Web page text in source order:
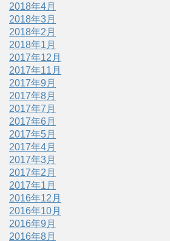
2018年4月
2018年3月
2018年2月
2018年1月
2017年12月
2017年11月
2017年9月
2017年8月
2017年7月
2017年6月
2017年5月
2017年4月
2017年3月
2017年2月
2017年1月
2016年12月
2016年10月
2016年9月
2016年8月